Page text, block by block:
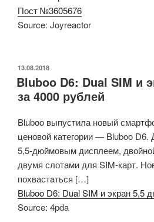
Пост №3605676
Source: Joyreactor
ОПУБЛИКОВАНО
13.08.2018
Bluboo D6: Dual SIM и
за 4000 рублей
Bluboo выпустила новый
ценовой категории — Bluboo D6.
5,5-дюймовым дисплеем,
двумя слотами для SIM-карт.
похвастаться […]
Bluboo D6: Dual SIM и экран 5,5
Source: 4pda